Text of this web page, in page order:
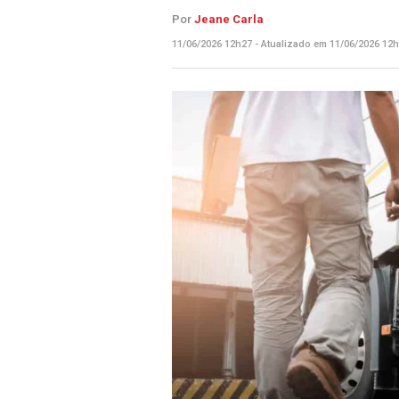
PorJeane Carla
11/06/2026 12h27 - Atualizado em 11/06/2026